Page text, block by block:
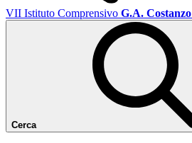
VII Istituto Comprensivo G.A. Costanzo
Cerca